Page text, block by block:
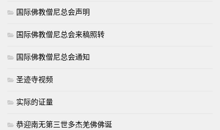
国际佛教僧尼总会声明
国际佛教僧尼总会来稿照转
国际佛教僧尼总会通知
圣迹寺视频
实际的证量
恭迎南无第三世多杰羌佛佛诞